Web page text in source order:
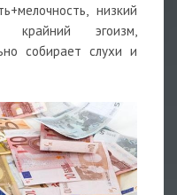
низкий
крайний эгоизм,
собирает слухи и